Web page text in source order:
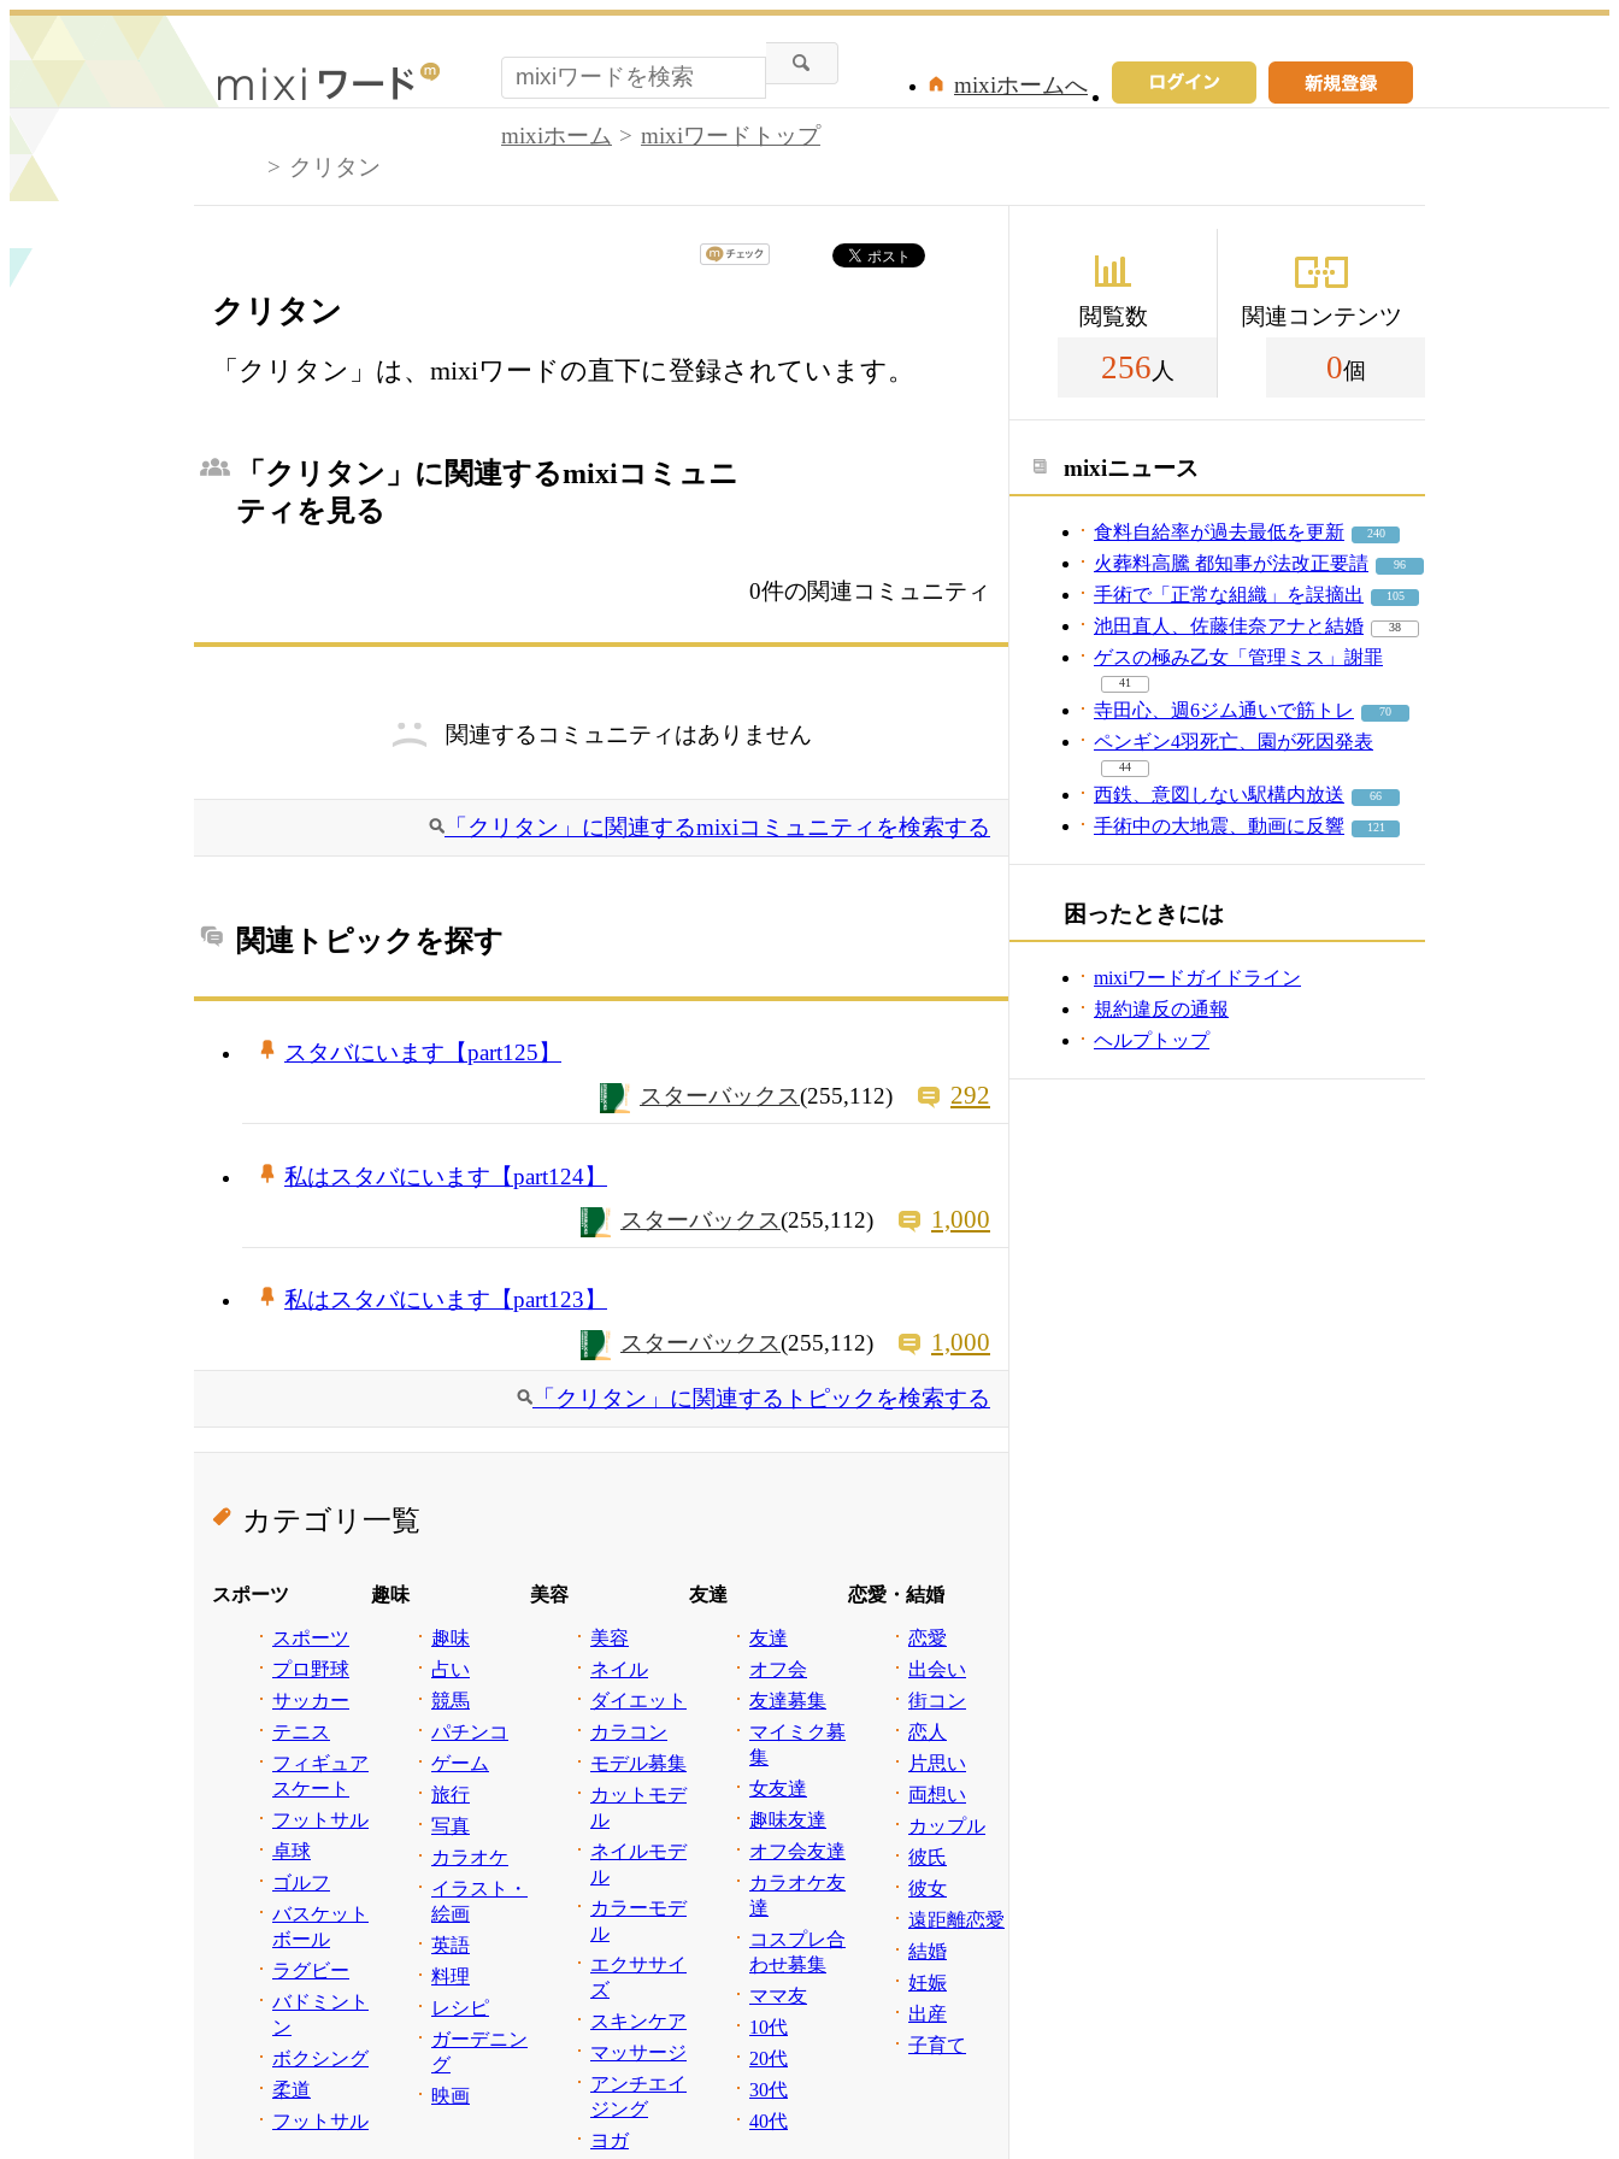
mixiホームへ
mixiホーム
mixiワードトップ
クリタン
クリタン
「クリタン」は、mixiワードの直下に登録されています。
「クリタン」に関連するmixiコミュニ
ティを見る
0件の関連コミュニティ
関連するコミュニティはありません
「クリタン」に関連するmixiコミュニティを検索する
関連トピックを探す
スタバにいます【part125】
スターバックス(255,112) 292
私はスタバにいます【part124】
スターバックス(255,112) 1,000
私はスタバにいます【part123】
スターバックス(255,112) 1,000
「クリタン」に関連するトピックを検索する
カテゴリ一覧
スポーツ
スポーツ
プロ野球
サッカー
テニス
フィギュア
スケート
フットサル
卓球
ゴルフ
バスケット
ボール
ラグビー
バドミント
ン
ボクシング
柔道
フットサル
趣味
趣味
占い
競馬
パチンコ
ゲーム
旅行
写真
カラオケ
イラスト・
絵画
英語
料理
レシピ
ガーデニン
グ
映画
美容
美容
ネイル
ダイエット
カラコン
モデル募集
カットモデ
ル
ネイルモデ
ル
カラーモデ
ル
エクササイ
ズ
スキンケア
マッサージ
アンチエイ
ジング
ヨガ
友達
友達
オフ会
友達募集
マイミク募
集
女友達
趣味友達
オフ会友達
カラオケ友
達
コスプレ合
わせ募集
ママ友
10代
20代
30代
40代
恋愛・結婚
恋愛
出会い
街コン
恋人
片思い
両想い
カップル
彼氏
彼女
遠距離恋愛
結婚
妊娠
出産
子育て
閲覧数
256 人
関連コンテンツ
0個
mixiニュース
食料自給率が過去最低を更新 240
火葬料高騰 都知事が法改正要請 96
手術で「正常な組織」を誤摘出 105
池田直人、佐藤佳奈アナと結婚 38
ゲスの極み乙女「管理ミス」謝罪
41
寺田心、週6ジム通いで筋トレ 70
ペンギン4羽死亡、園が死因発表
44
西鉄、意図しない駅構内放送 66
手術中の大地震、動画に反響 121
困ったときには
mixiワードガイドライン
規約違反の通報
ヘルプトップ